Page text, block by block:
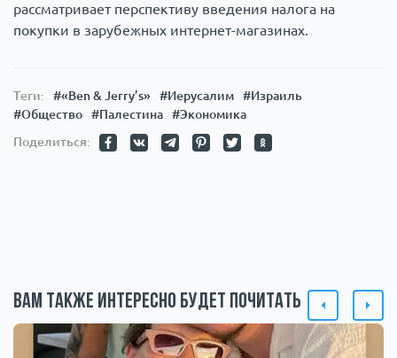
рассматривает перспективу введения налога на
покупки в зарубежных интернет-магазинах.
Теги: #«Ben & Jerry’s» #Иерусалим
#Израиль
#Общество
#Палестина
#Экономика
Поделиться:
Вам также интересно будет почитать